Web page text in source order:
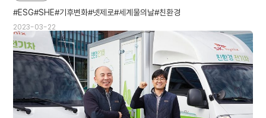
2023-03-22
ESG SHE 기후변화 넷제로 세계물의날 친환경